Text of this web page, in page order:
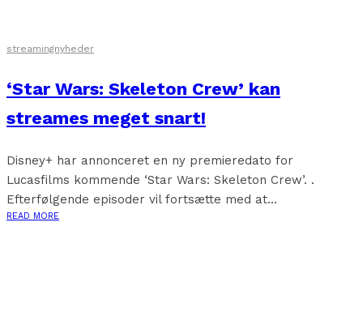
streamingnyheder
‘Star Wars: Skeleton Crew’ kan
streames meget snart!
Disney+ har annonceret en ny premieredato for
Lucasfilms kommende ‘Star Wars: Skeleton Crew’. .
Efterfølgende episoder vil fortsætte med at...
READ MORE